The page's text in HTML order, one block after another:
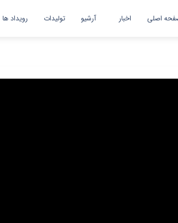
اصلی اخبار آرشیو تولیدات رویداد ها